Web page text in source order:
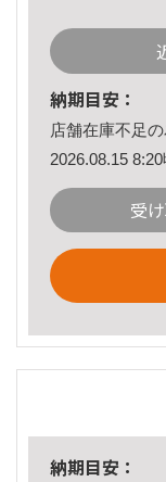
納期目安：
店舗在庫不足
2026.08.15
受
納期目安：